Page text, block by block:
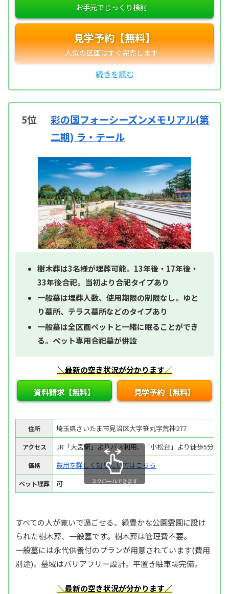
見学予約【無料】
5位
彩の国フォーシーズンメモリアル(第
二期) ラ・テール
樹木葬は3名様が埋葬可能。13年後・17年後・
33年後合祀。当初より合祀タイプあり
一般墓は埋葬人数、使用期限の制限なし。ゆと
り墓所、テラス墓所などのタイプあり
一般墓は全区画ペットと一緒に眠ることができ
る。ペット専用合祀墓が併設
＼最新の空き状況が分かります／
資料請求【無料】 見学予約【無料】
住所 埼玉県さいたま市見沼区大字笹丸字荒神277
アクセス JR「大宮駅」よりバス利用、「小松台」より徒歩5分
価格 費用を詳しく知りたい方はこちら
ペット埋葬 可 スクロールできます
すべての人が寛いで過ごせる、緑豊かな公園霊園に設け
られた樹木葬、一般墓です。樹木葬は管理費不要。
一般墓には永代供養付のプランが用意されています(費用
別途)。墓域はバリアフリー設計。平置き駐車場完備。
＼最新の空き状況が分かります／